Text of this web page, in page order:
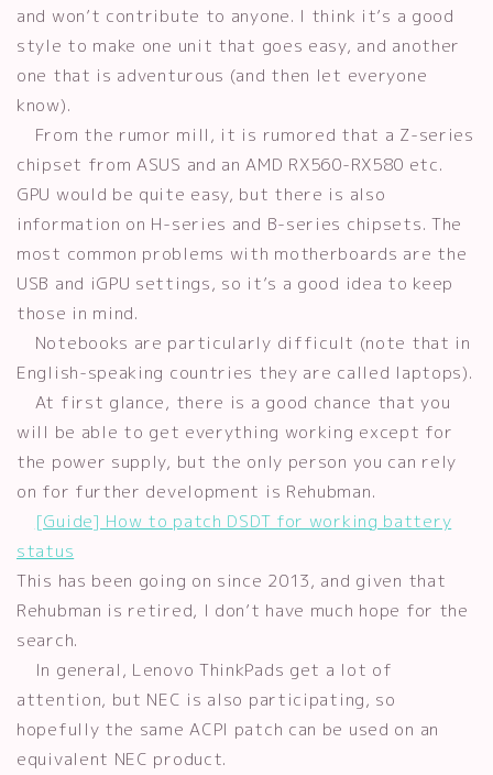
and won’t contribute to anyone. I think it’s a good
style to make one unit that goes easy, and another
one that is adventurous (and then let everyone
know).
From the rumor mill, it is rumored that a Z-series
chipset from ASUS and an AMD RX560-RX580 etc.
GPU would be quite easy, but there is also
information on H-series and B-series chipsets. The
most common problems with motherboards are the
USB and iGPU settings, so it’s a good idea to keep
those in mind.
Notebooks are particularly difficult (note that in
English-speaking countries they are called laptops).
At first glance, there is a good chance that you
will be able to get everything working except for
the power supply, but the only person you can rely
on for further development is Rehubman.
[Guide] How to patch DSDT for working battery
status
This has been going on since 2013, and given that
Rehubman is retired, I don’t have much hope for the
search.
In general, Lenovo ThinkPads get a lot of
attention, but NEC is also participating, so
hopefully the same ACPI patch can be used on an
equivalent NEC product.